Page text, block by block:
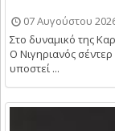
07 Αυγούστου
Στο δυναμικό της
Ο Νιγηριανός
υποστεί ...